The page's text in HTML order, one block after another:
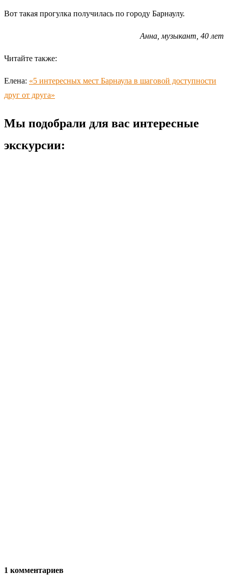
Вот такая прогулка получилась по городу Барнаулу.
Анна, музыкант, 40 лет
Читайте также:
Елена: «5 интересных мест Барнаула в шаговой доступности
друг от друга»
Мы подобрали для вас интересные
экскурсии:
1 комментариев